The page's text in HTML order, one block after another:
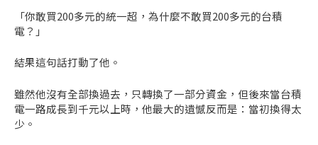
「你敢買200多元的統一超，為什麼不敢買200多元的台積
電？」
結果這句話打動了他。
雖然他沒有全部換過去，只轉換了一部分資金，但後來當台積
電一路成長到千元以上時，他最大的遺憾反而是：當初換得太
少。